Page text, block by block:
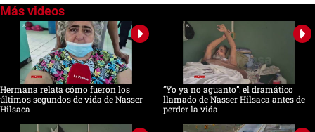
seconds
seconds
Hermana relata cómo fueron los
últimos segundos de vida de Nasser
Hilsaca
“Yo ya no aguanto”: el dramático
llamado de Nasser Hilsaca antes de
perder la vida